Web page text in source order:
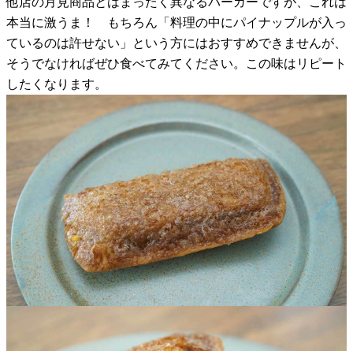
本当に激うま！ もちろん「料理の中にパイナップルが入っ
ているのは許せない」という方にはおすすめできませんが、
そうでなければぜひ食べてみてください。この味はリピート
したくなります。